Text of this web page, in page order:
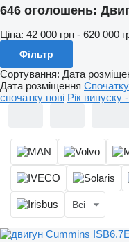
646 оголошень:
Ціна: 42 000 грн - 620 000
Фільтр
Сортування: Дата
Дата розміщення Спочатку
спочатку нові Рік випуску
Всі